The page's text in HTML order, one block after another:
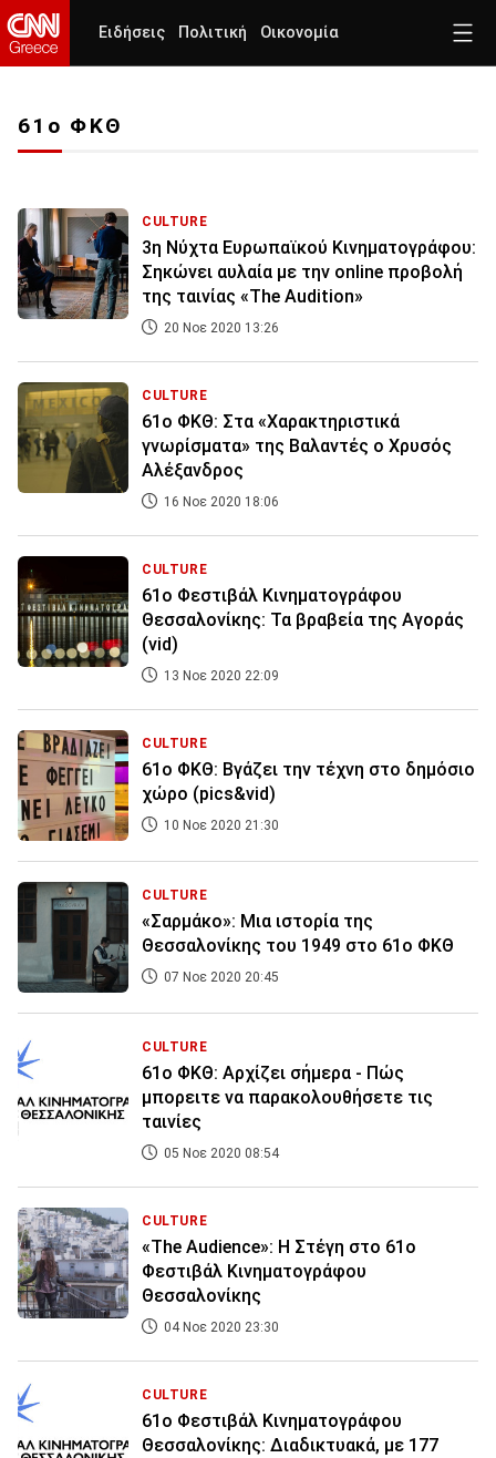
Ειδήσεις Πολιτική Οικονομία
61ο ΦΚΘ
CULTURE
3η Νύχτα Ευρωπαϊκού Κινηματογράφου:
Σηκώνει αυλαία με την online προβολή
της ταινίας «The Audition»
20 Νοε 2020 13:26
CULTURE
61o ΦΚΘ: Στα «Χαρακτηριστικά
γνωρίσματα» της Βαλαντές ο Χρυσός
Αλέξανδρος
16 Νοε 2020 18:06
CULTURE
61o Φεστιβάλ Κινηματογράφου
Θεσσαλονίκης: Τα βραβεία της Αγοράς
(vid)
13 Νοε 2020 22:09
CULTURE
61ο ΦΚΘ: Βγάζει την τέχνη στο δημόσιο
χώρο (pics&vid)
10 Νοε 2020 21:30
CULTURE
«Σαρμάκο»: Μια ιστορία της
Θεσσαλονίκης του 1949 στο 61ο ΦΚΘ
07 Νοε 2020 20:45
CULTURE
61o ΦΚΘ: Αρχίζει σήμερα - Πώς
μπορειτε να παρακολουθήσετε τις
ταινίες
05 Νοε 2020 08:54
CULTURE
«The Audience»: Η Στέγη στο 61ο
Φεστιβάλ Κινηματογράφου
Θεσσαλονίκης
04 Νοε 2020 23:30
CULTURE
61o Φεστιβάλ Κινηματογράφου
Θεσσαλονίκης: Διαδικτυακά, με 177